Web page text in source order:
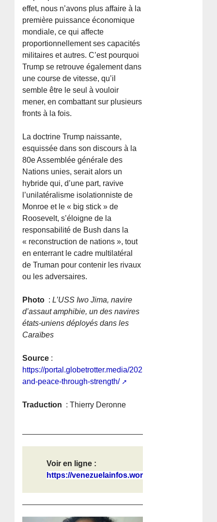
effet, nous n’avons plus affaire à la
première puissance économique
mondiale, ce qui affecte
proportionnellement ses capacités
militaires et autres. C’est pourquoi
Trump se retrouve également dans
une course de vitesse, qu’il
semble être le seul à vouloir
mener, en combattant sur plusieurs
fronts à la fois.
La doctrine Trump naissante,
esquissée dans son discours à la
80e Assemblée générale des
Nations unies, serait alors un
hybride qui, d’une part, ravive
l’unilatéralisme isolationniste de
Monroe et le « big stick » de
Roosevelt, s’éloigne de la
responsabilité de Bush dans la
« reconstruction de nations », tout
en enterrant le cadre multilatéral
de Truman pour contenir les rivaux
ou les adversaires.
Photo :L’USS Iwo Jima, navire
d’assaut amphibie, un des navires
états-uniens déployés dans les
Caraïbes
Source :
https://portal.globetrotter.media/2025/10/13/trumpism-
and-peace-through-strength/
Traduction : Thierry Deronne
Voir en ligne :
https://venezuelainfos.wordpress.co...